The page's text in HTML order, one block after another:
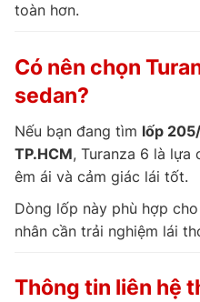
toàn hơn.
Có nên chọn
sedan?
Nếu bạn đang tìm lốp
TP.HCM, Turanza 6 là lựa
êm ái và cảm giác lái tốt.
Dòng lốp này phù hợp
nhân cần trải nghiệm lái
Thông tin liên hệ